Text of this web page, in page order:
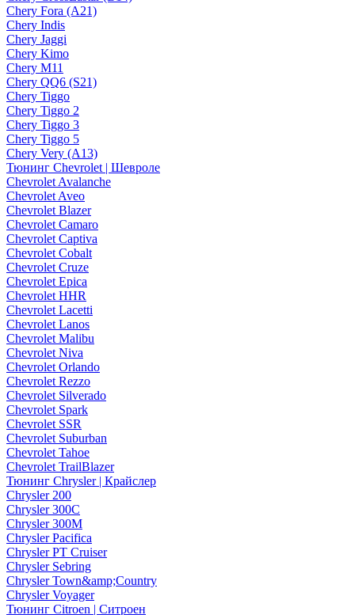
Chery Fora (A21)
Chery Indis
Chery Jaggi
Chery Kimo
Chery M11
Chery QQ6 (S21)
Chery Tiggo
Chery Tiggo 2
Chery Tiggo 3
Chery Tiggo 5
Chery Very (A13)
Тюнинг Chevrolet | Шевроле
Chevrolet Avalanche
Chevrolet Aveo
Chevrolet Blazer
Chevrolet Camaro
Chevrolet Captiva
Chevrolet Cobalt
Chevrolet Cruze
Chevrolet Epica
Chevrolet HHR
Chevrolet Lacetti
Chevrolet Lanos
Chevrolet Malibu
Chevrolet Niva
Chevrolet Orlando
Chevrolet Rezzo
Chevrolet Silverado
Chevrolet Spark
Chevrolet SSR
Chevrolet Suburban
Chevrolet Tahoe
Chevrolet TrailBlazer
Тюнинг Chrysler | Крайслер
Chrysler 200
Chrysler 300C
Chrysler 300M
Chrysler Pacifica
Chrysler PT Cruiser
Chrysler Sebring
Chrysler Town&amp;Country
Chrysler Voyager
Тюнинг Citroen | Ситроен